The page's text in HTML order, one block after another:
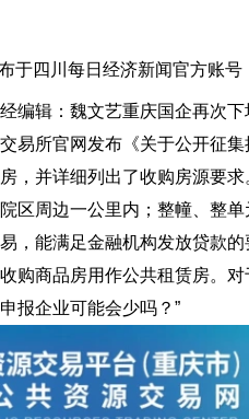
于四川 每日经济新闻官方账号
编辑：魏文艺重庆国企再次
易所官网发布《关于公开征
，并详细列出了收购房源要
区周边一公里内；整幢、整
，能满足金融机构发放贷款
购商品房用作公共租赁房。
报企业可能会少吗？”